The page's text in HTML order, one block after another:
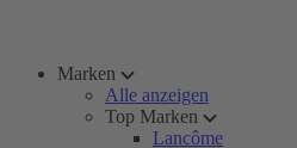
Marken
Alle anzeigen
Top Marken
Lancôme